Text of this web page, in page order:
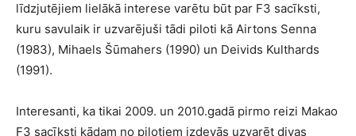
līdzjutējiem lielākā interese varētu būt par F3 sacīksti,
kuru savulaik ir uzvarējuši tādi piloti kā Airtons Senna
(1983), Mihaels Šūmahers (1990) un Deivids Kulthards
(1991).
Interesanti, ka tikai 2009. un 2010.gadā pirmo reizi Makao
F3 sacīksti kādam no pilotiem izdevās uzvarēt divas